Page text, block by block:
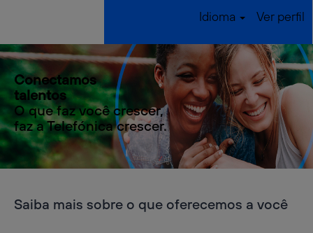
Idioma Ver perfil
Conectamos
talentos
O que faz você crescer,
faz a Telefónica crescer.
Saiba mais sobre o que oferecemos a você